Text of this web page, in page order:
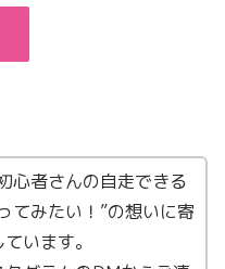
心者さんの自走できる
みたい！”の想いに寄
います。